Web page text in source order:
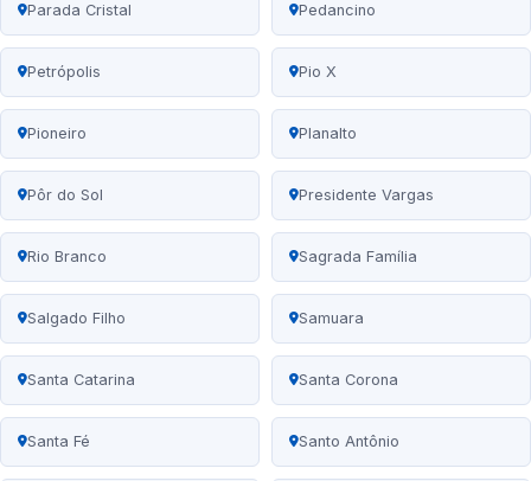
Parada Cristal Pedancino
Petrópolis Pio X
Pioneiro Planalto
Pôr do Sol Presidente Vargas
Rio Branco Sagrada Família
Salgado Filho Samuara
Santa Catarina Santa Corona
Santa Fé Santo Antônio